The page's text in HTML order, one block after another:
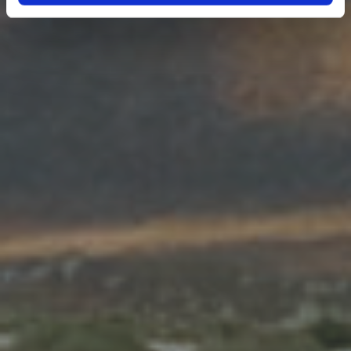
gesammelt haben.